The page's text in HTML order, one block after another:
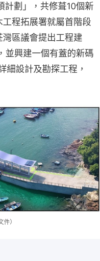
計劃」，共修葺10個新
程拓展署就屬首階段
區議會提出工程建
並興建一個有蓋的新碼
細設計及勘探工程，
）